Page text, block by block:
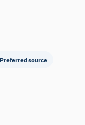
Preferred source